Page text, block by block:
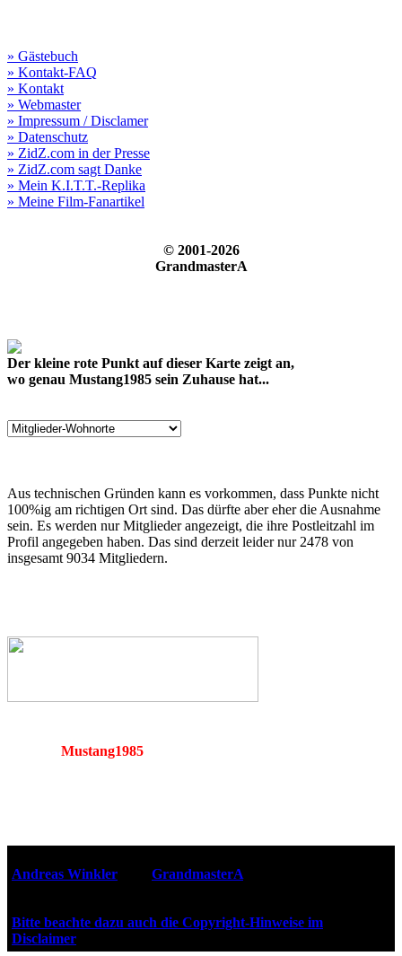
» Gästebuch
» Kontakt-FAQ
» Kontakt
» Webmaster
» Impressum / Disclamer
» Datenschutz
» ZidZ.com in der Presse
» ZidZ.com sagt Danke
» Mein K.I.T.T.-Replika
» Meine Film-Fanartikel
© 2001-2026
GrandmasterA
Der kleine rote Punkt auf dieser Karte zeigt an,
wo genau Mustang1985 sein Zuhause hat...
Mustang1985
Aus technischen Gründen kann es vorkommen, dass Punkte nicht
100%ig am richtigen Ort sind. Das dürfte aber eher die Ausnahme
sein. Es werden nur Mitglieder angezeigt, die ihre Postleitzahl im
Profil angegeben haben. Das sind derzeit leider nur 2478 von
insgesamt 9034 Mitgliedern.
Andreas Winkler
GrandmasterA
Bitte beachte dazu auch die Copyright-Hinweise im
Disclaimer